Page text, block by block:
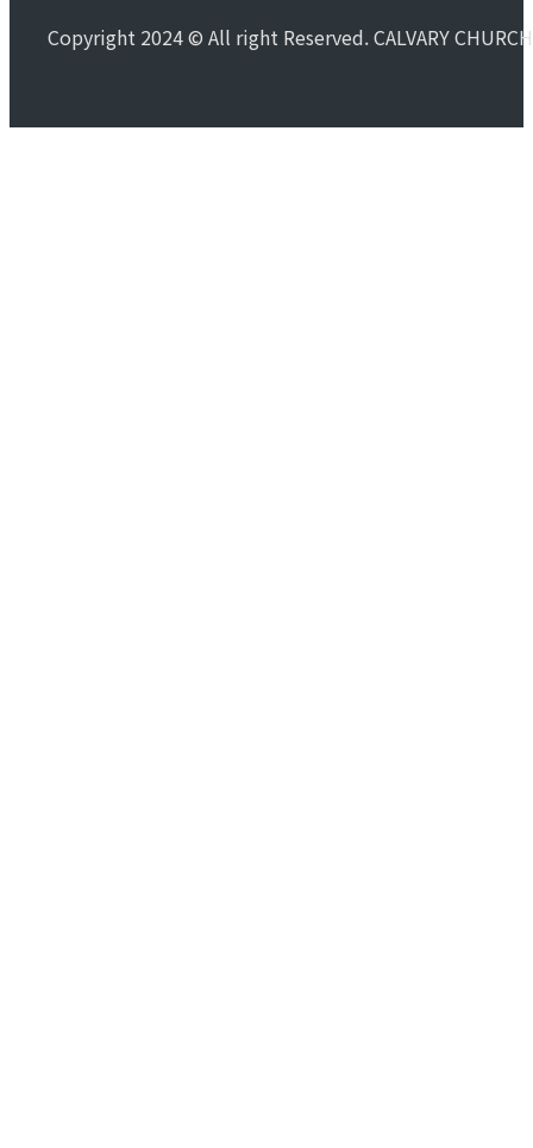
Copyright 2024 © All right Reserved. CALVARY CHURCH